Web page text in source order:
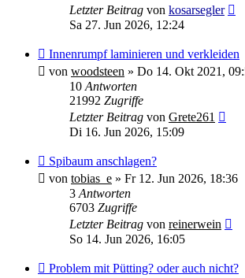
Letzter Beitrag von kosarsegler
Sa 27. Jun 2026, 12:24
Innenrumpf laminieren und verkleiden
von woodsteen » Do 14. Okt 2021,
10 Antworten
21992 Zugriffe
Letzter Beitrag von Grete261
Di 16. Jun 2026, 15:09
Spibaum anschlagen?
von tobias_e » Fr 12. Jun 2026, 18:36
3 Antworten
6703 Zugriffe
Letzter Beitrag von reinerwein
So 14. Jun 2026, 16:05
Problem mit Pütting? oder auch nicht?